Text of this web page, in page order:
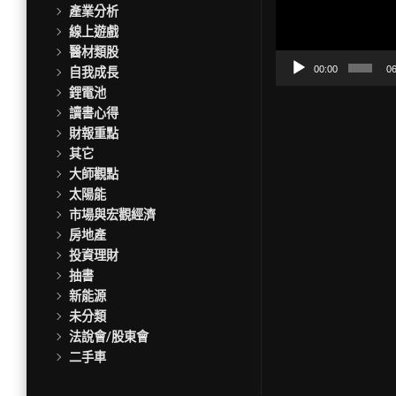
產業分析
線上遊戲
醫材類股
自我成長
鋰電池
讀書心得
財報重點
其它
大師觀點
太陽能
市場與宏觀經濟
房地產
投資理財
抽書
新能源
未分類
法說會/股東會
二手車
放
00:00